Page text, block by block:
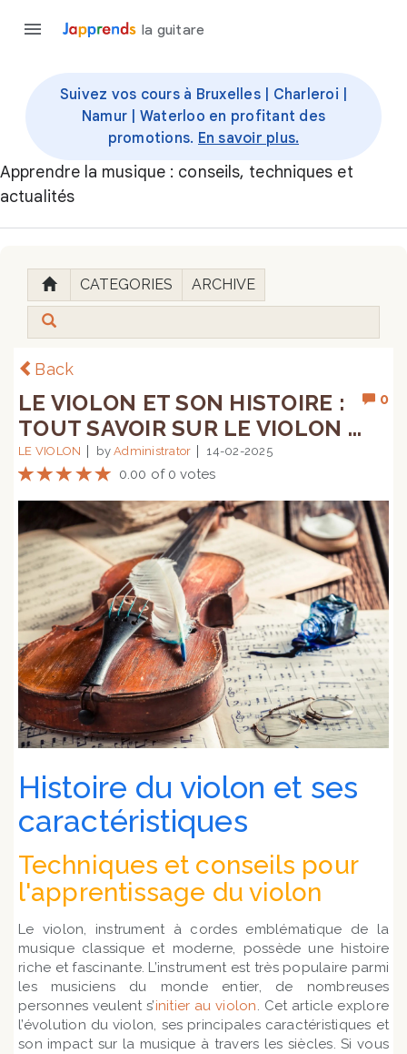
la guitare
Suivez vos cours à Bruxelles | Charleroi |
Namur | Waterloo en profitant des
promotions. En savoir plus.
Apprendre la musique : conseils, techniques et
actualités
CATEGORIES ARCHIVE
Back
0
LE VIOLON ET SON HISTOIRE :
TOUT SAVOIR SUR LE VIOLON ...
LE VIOLON byAdministrator 14-02-2025
0.00 of 0 votes
Histoire du violon et ses
caractéristiques
Techniques et conseils pour
l'apprentissage du violon
Le violon, instrument à cordes emblématique de la
musique classique et moderne, possède une histoire
riche et fascinante. L’instrument est très populaire parmi
les musiciens du monde entier, de nombreuses
personnes veulent s’initier au violon. Cet article explore
l’évolution du violon, ses principales caractéristiques et
son impact sur la musique à travers les siècles. Si vous